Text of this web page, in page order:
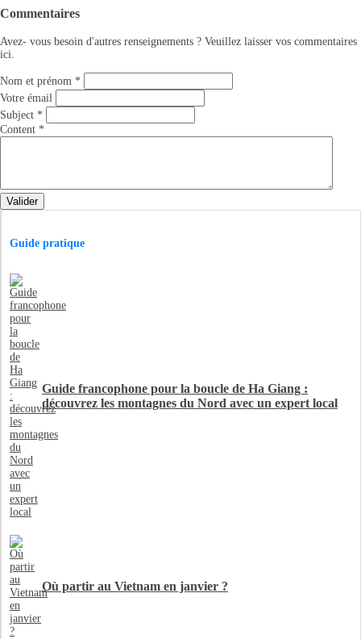
Commentaires
Avez- vous besoin d'autres renseignements ? Veuillez laisser vos commentaires
ici.
Nom et prénom *
Votre émail
Subject *
Content *
Valider
Guide pratique
Guide francophone pour la boucle de Ha Giang :
découvrez les montagnes du Nord avec un expert local
Où partir au Vietnam en janvier ?